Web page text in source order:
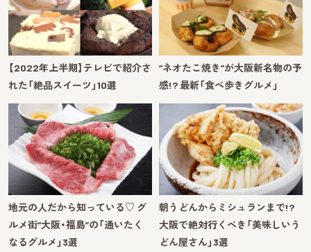
【2022年上半期】テレビで紹介さ
れた「絶品スイーツ」10選
“ネオたこ焼き”が大阪新名物の予
感!? 最新「食べ歩きグルメ」
地元の人だから知っている♡ グ
ルメ街“大阪・福島”の「通いたく
なるグルメ」3選
朝うどんからミシュランまで!?
大阪で絶対行くべき「美味しいう
どん屋さん」3選